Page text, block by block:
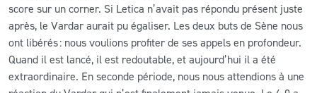
score sur un corner. Si Letica n’avait pas répondu présent juste
après, le Vardar aurait pu égaliser. Les deux buts de Sène nous
ont libérés : nous voulions profiter de ses appels en profondeur.
Quand il est lancé, il est redoutable, et aujourd’hui il a été
extraordinaire. En seconde période, nous nous attendions à une